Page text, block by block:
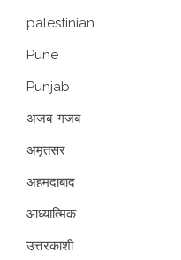
palestinian
Pune
Punjab
अजब-गजब
अमृतसर
अहमदाबाद
आध्यात्मिक
उत्तरकाशी